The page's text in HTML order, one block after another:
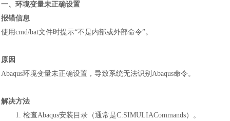
一、环境变量未正确设置
报错信息
使用cmd/bat文件时提示“不是内部或外部命令”。
原因
Abaqus环境变量未正确设置，导致系统无法识别Abaqus命令。
解决方法
1. 检查Abaqus安装目录（通常是C:SIMULIACommands）。